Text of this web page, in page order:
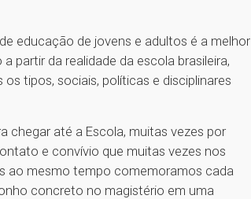
educação de jovens e adultos é a melhor
partir da realidade da escola brasileira,
tipos, sociais, políticas e disciplinares
chegar até a Escola, muitas vezes por
e convívio que muitas vezes nos
ao mesmo tempo comemoramos cada
concreto no magistério em uma